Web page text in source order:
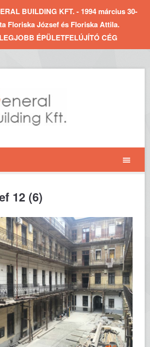
BUILDING KFT. - 1994 március 30-
Floriska József és Floriska Attila.
ÉPÜLETFELÚJÍTÓ CÉG
12 (6)